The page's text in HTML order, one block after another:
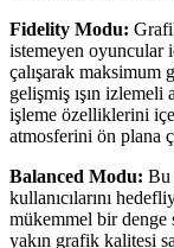
Fidelity Modu:
istemeyen oyuncular
çalışarak maksimum
gelişmiş ışın
işleme özelliklerini
atmosferini ön plana
Balanced Modu: Bu
kullanıcılarını
mükemmel bir
yakın grafik kalitesi